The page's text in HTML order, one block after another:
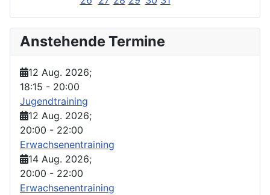
Anstehende Termine
12 Aug. 2026;
18:15 - 20:00
Jugendtraining
12 Aug. 2026;
20:00 - 22:00
Erwachsenentraining
14 Aug. 2026;
20:00 - 22:00
Erwachsenentraining